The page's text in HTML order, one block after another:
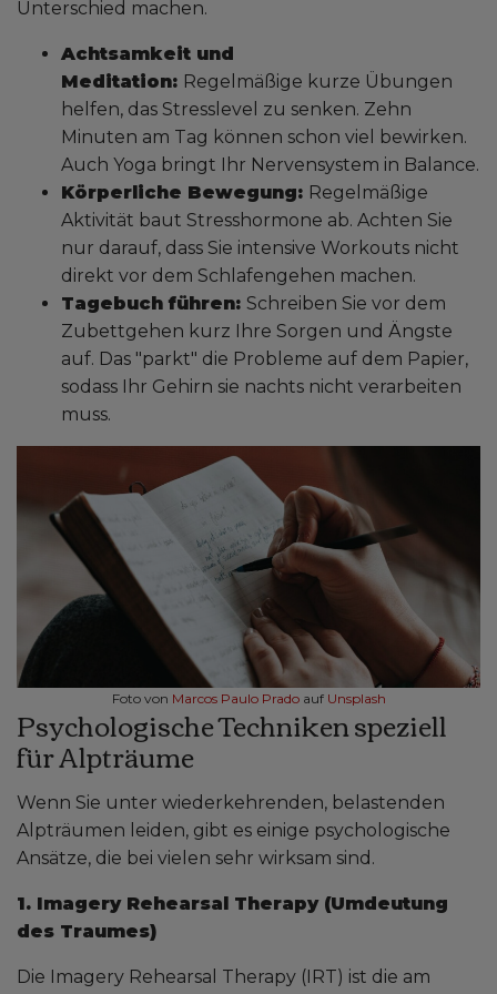
Unterschied machen.
Achtsamkeit und
Meditation: Regelmäßige kurze Übungen
helfen, das Stresslevel zu senken. Zehn
Minuten am Tag können schon viel bewirken.
Auch Yoga bringt Ihr Nervensystem in Balance.
Körperliche Bewegung: Regelmäßige
Aktivität baut Stresshormone ab. Achten Sie
nur darauf, dass Sie intensive Workouts nicht
direkt vor dem Schlafengehen machen.
Tagebuch führen: Schreiben Sie vor dem
Zubettgehen kurz Ihre Sorgen und Ängste
auf. Das "parkt" die Probleme auf dem Papier,
sodass Ihr Gehirn sie nachts nicht verarbeiten
muss.
Foto von Marcos Paulo Pradoauf Unsplash
Psychologische Techniken speziell
für Alpträume
Wenn Sie unter wiederkehrenden, belastenden
Alpträumen leiden, gibt es einige psychologische
Ansätze, die bei vielen sehr wirksam sind.
1. Imagery Rehearsal Therapy (Umdeutung
des Traumes)
Die Imagery Rehearsal Therapy (IRT) ist die am